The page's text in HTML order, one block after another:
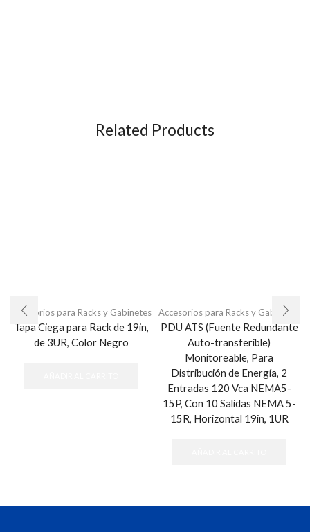
Related Products
Accesorios para Racks y Gabinetes
Tapa Ciega para Rack de 19in,
de 3UR, Color Negro
Accesorios para Racks y Gabinetes
PDU ATS (Fuente Redundante
Auto-transferible)
Monitoreable, Para
Distribución de Energía, 2
Entradas 120 Vca NEMA5-
15P, Con 10 Salidas NEMA 5-
15R, Horizontal 19in, 1UR